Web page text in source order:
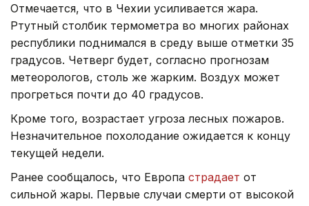
Отмечается, что в Чехии усиливается жара.
Ртутный столбик термометра во многих районах
республики поднимался в среду выше отметки 35
градусов. Четверг будет, согласно прогнозам
метеорологов, столь же жарким. Воздух может
прогреться почти до 40 градусов.
Кроме того, возрастает угроза лесных пожаров.
Незначительное похолодание ожидается к концу
текущей недели.
Ранее сообщалось, что Европа страдает от
сильной жары. Первые случаи смерти от высокой